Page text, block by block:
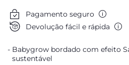
Pagamento seguro
Devolução fácil e rápida
Babygrow bordado com efeito
sustentável